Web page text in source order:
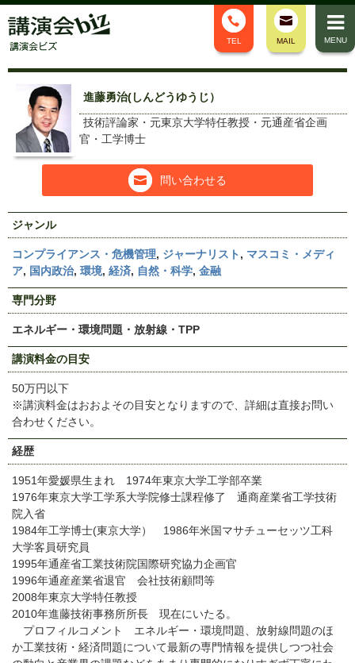
MENU
TEL MAIL
進藤勇治(しんどうゆうじ）
技術評論家・元東京大学特任教授・元通産省企画
官・工学博士
問い合わせる
ジャンル
コンプライアンス・危機管理, ジャーナリスト , マスコミ・メディ
ア, 国内政治, 環境, 経済, 自然・科学, 金融
専門分野
エネルギー・環境問題・放射線・TPP
講演料金の目安
50万円以下
※講演料金はおおよその目安となりますので、詳細は直接お問い
合わせください。
経歴
1951年愛媛県生まれ 1974年東京大学工学部卒業
1976年東京大学工学系大学院修士課程修了 通商産業省工学技術
院入省
1984年工学博士(東京大学） 1986年米国マサチューセッツ工科
大学客員研究員
1995年通産省工業技術院国際研究協力企画官
1996年通産産業省退官 会社技術顧問等
2008年東京大学特任教授
2010年進藤技術事務所所長 現在にいたる。
プロフィルコメント エネルギー・環境問題、放射線問題のほ
か工業技術・経済問題について最新の専門情報を提供しつつ社会